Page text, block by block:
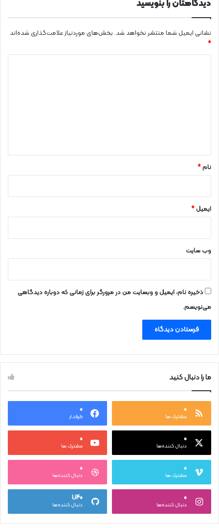
د
!
دیدگاهتان را بنویسید
نشانی ایمیل شما منتشر نخواهد شد. بخش‌های موردنیاز علامت‌گذاری شده‌اند
*
نام*
ایمیل*
وب‌ سایت
ذخیره نام، ایمیل و وبسایت من در مرورگر برای زمانی که دوباره دیدگاهی
می‌نویسم.
ما را دنبال کنید
۰
مشترک ها
۰
طرفدار
۰
دنبال کننده‌ها
۰
مشترک ها
۰
مشترک ها
۰
دنبال کننده‌ها
۰
دنبال کننده‌ها
۱,۱۴۰
دنبال کننده‌ها